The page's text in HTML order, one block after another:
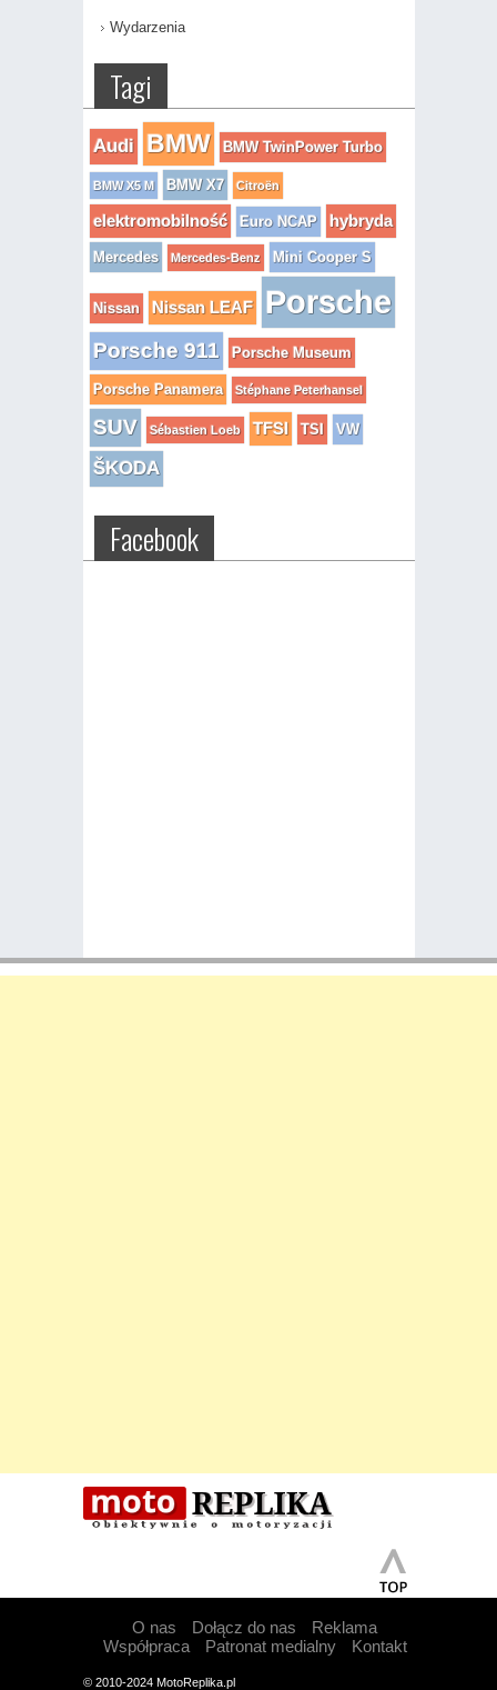
Wydarzenia
Tagi
Audi BMW BMW TwinPower Turbo
BMW X5 M BMW X7 Citroën
elektromobilność Euro NCAP hybryda
Mercedes Mercedes-Benz Mini Cooper S
Nissan Nissan LEAF Porsche
Porsche 911 Porsche Museum
Porsche Panamera Stéphane Peterhansel
SUV Sébastien Loeb TFSI TSI VW
ŠKODA
Facebook
O nas Dołącz do nas
Reklama
Współpraca
Patronat medialny Kontakt
© 2010-2024 MotoReplika.pl